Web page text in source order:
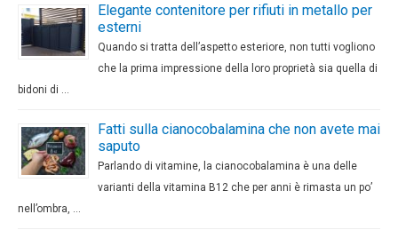
Elegante contenitore per rifiuti in metallo per
esterni
Quando si tratta dell’aspetto esteriore, non tutti vogliono
che la prima impressione della loro proprietà sia quella di
bidoni di …
Fatti sulla cianocobalamina che non avete mai
saputo
Parlando di vitamine, la cianocobalamina è una delle
varianti della vitamina B12 che per anni è rimasta un po’
nell’ombra, …